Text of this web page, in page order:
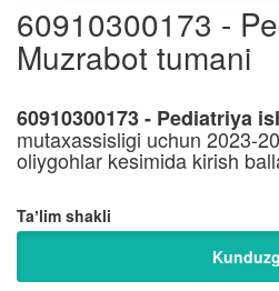
60910300173 -
Muzrabot tumani
60910300173 - Pediatriya
mutaxassisligi uchun 2023-
oliygohlar kesimida kirish
Taʼlim shakli